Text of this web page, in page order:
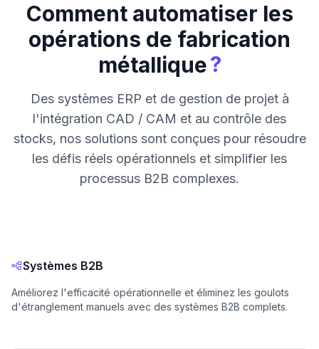
Comment automatiser les
opérations de fabrication
métallique?
Des systèmes ERP et de gestion de projet à
l'intégration CAD / CAM et au contrôle des
stocks, nos solutions sont conçues pour résoudre
les défis réels opérationnels et simplifier les
processus B2B complexes.
Systèmes B2B
Améliorez l'efficacité opérationnelle et éliminez les goulots
d'étranglement manuels avec des systèmes B2B complets.